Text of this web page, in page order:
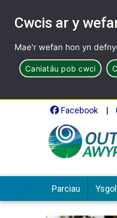
Cwcis ar y
Mae'r wefan hon yn
Caniatáu pob cwci
Facebook |
Parciau